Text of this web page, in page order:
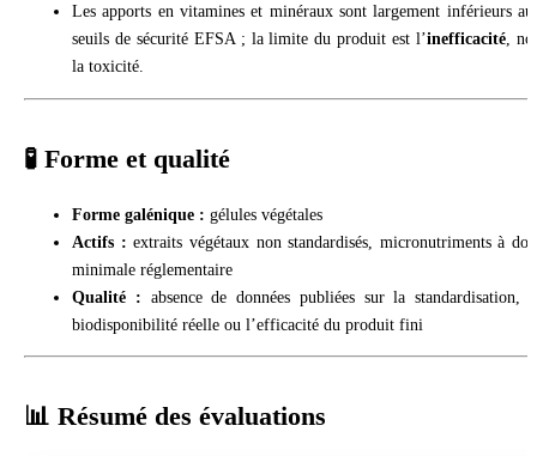
Les apports en vitamines et minéraux sont largement inférieurs
seuils de sécurité EFSA ; la limite du produit est l’inefficacité,
la toxicité.
🧪 Forme et qualité
Forme galénique : gélules végétales
Actifs : extraits végétaux non standardisés, micronutriments à
minimale réglementaire
Qualité : absence de données publiées sur la standardisation,
biodisponibilité réelle ou l’efficacité du produit fini
📊 Résumé des évaluations